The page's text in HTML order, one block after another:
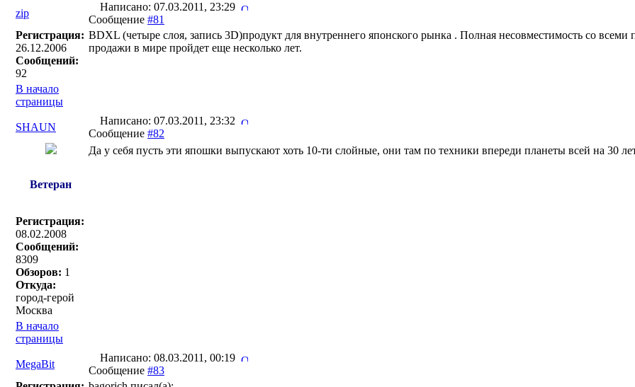
zip
Написано: 07.03.2011, 23:29
Сообщение #81
Регистрация:
26.12.2006
Сообщений:
92
BDXL (четыре слоя, запись 3D)продукт для внутреннего японского рынка . Полная несовместимость со
продажи в мире пройдет еще несколько лет.
В начало
страницы
SHAUN
Написано: 07.03.2011, 23:32
Сообщение #82
Ветеран
Регистрация:
08.02.2008
Сообщений:
8309
Обзоров: 1
Откуда:
город-герой
Москва
Да у себя пусть эти япошки выпускают хоть 10-ти слойные, они там по техники впереди планеты всей на 30
В начало
страницы
MegaBit
Написано: 08.03.2011, 00:19
Сообщение #83